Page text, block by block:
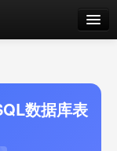
数据库表